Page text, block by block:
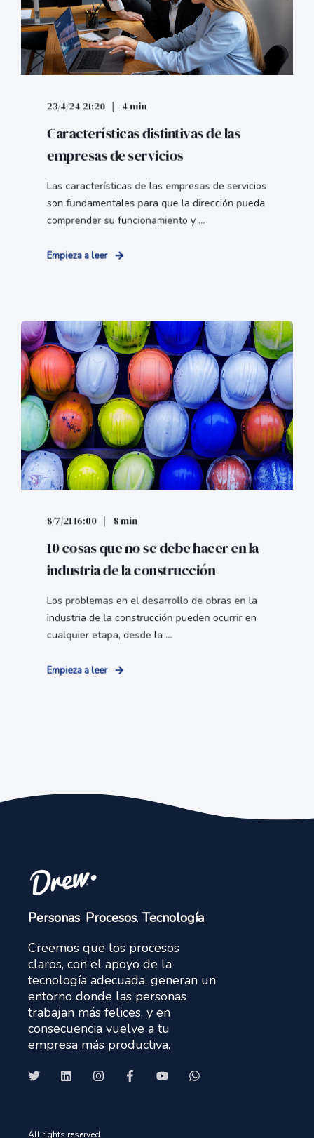
23/4/24 21:20 4 min
Características distintivas de las
empresas de servicios
Las características de las empresas de servicios
son fundamentales para que la dirección pueda
comprender su funcionamiento y ...
Empieza a leer
8/7/21 16:00 8 min
10 cosas que no se debe hacer en la
industria de la construcción
Los problemas en el desarrollo de obras en la
industria de la construcción pueden ocurrir en
cualquier etapa, desde la ...
Empieza a leer
Personas. Procesos. Tecnología.
Creemos que los procesos
claros, con el apoyo de la
tecnología adecuada, generan un
entorno donde las personas
trabajan más felices, y en
consecuencia vuelve a tu
empresa más productiva.
All rights reserved